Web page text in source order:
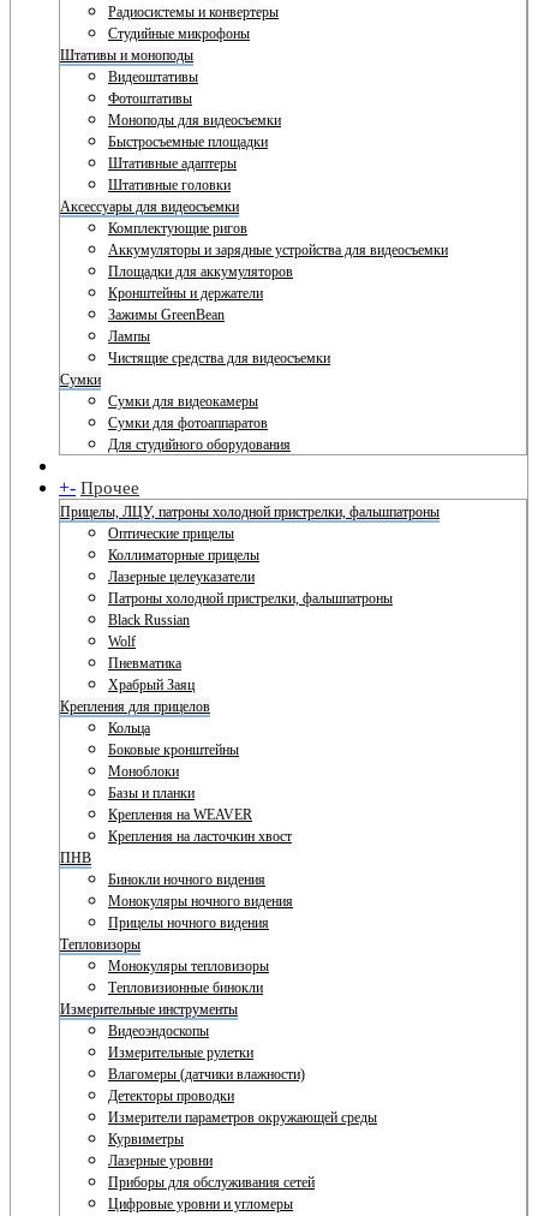
Радиосистемы и конвертеры
Студийные микрофоны
Штативы и моноподы
Видеоштативы
Фотоштативы
Моноподы для видеосъемки
Быстросъемные площадки
Штативные адаптеры
Штативные головки
Аксессуары для видеосъемки
Комплектующие ригов
Аккумуляторы и зарядные устройства для видеосъемки
Площадки для аккумуляторов
Кронштейны и держатели
Зажимы GreenBean
Лампы
Чистящие средства для видеосъемки
Сумки
Сумки для видеокамеры
Сумки для фотоаппаратов
Для студийного оборудования
+- Прочее
Прицелы, ЛЦУ, патроны холодной пристрелки, фальшпатроны
Оптические прицелы
Коллиматорные прицелы
Лазерные целеуказатели
Патроны холодной пристрелки, фальшпатроны
Black Russian
Wolf
Пневматика
Храбрый Заяц
Крепления для прицелов
Кольца
Боковые кронштейны
Моноблоки
Базы и планки
Крепления на WEAVER
Крепления на ласточкин хвост
ПНВ
Бинокли ночного видения
Монокуляры ночного видения
Прицелы ночного видения
Тепловизоры
Монокуляры тепловизоры
Тепловизионные бинокли
Измерительные инструменты
Видеоэндоскопы
Измерительные рулетки
Влагомеры (датчики влажности)
Детекторы проводки
Измерители параметров окружающей среды
Курвиметры
Лазерные уровни
Приборы для обслуживания сетей
Цифровые уровни и угломеры